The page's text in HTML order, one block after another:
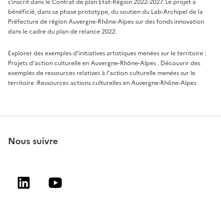
bénéficié, dans sa phase prototype, du soutien du Lab-Archipel de la
Préfecture de région Auvergne-Rhône-Alpes sur des fonds innovation
dans le cadre du plan de relance 2022.
Explorer des exemples d’initiatives artistiques menées sur le territoire :
Projets d’action culturelle en Auvergne-Rhône-Alpes . Découvrir des
exemples de ressources relatives à l'action culturelle menées sur le
territoire :Ressources actions culturelles en Auvergne-Rhône-Alpes
Nous suivre
LinkedinYoutube